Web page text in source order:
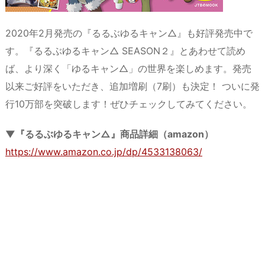
2020年2月発売の『るるぶゆるキャン△』も好評発売中で
す。『るるぶゆるキャン△ SEASON２』とあわせて読め
ば、より深く「ゆるキャン△」の世界を楽しめます。発売
以来ご好評をいただき、追加増刷（7刷）も決定！ ついに発
行10万部を突破します！ぜひチェックしてみてください。
▼『るるぶゆるキャン△』商品詳細（amazon）
https://www.amazon.co.jp/dp/4533138063/